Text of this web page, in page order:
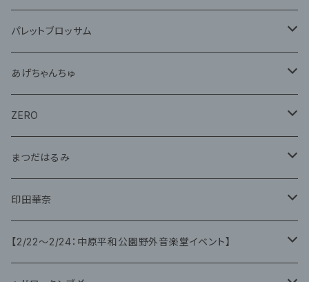
グッズ
パレットブロッサム
CD
グッズ
あげちゃんちゅ
グッズ
ZERO
グッズ
CD
まつだはるみ
CD
グッズ
印田華奈
グッズ
【2/22〜2/24：中原平和公園野外音楽堂イベント】